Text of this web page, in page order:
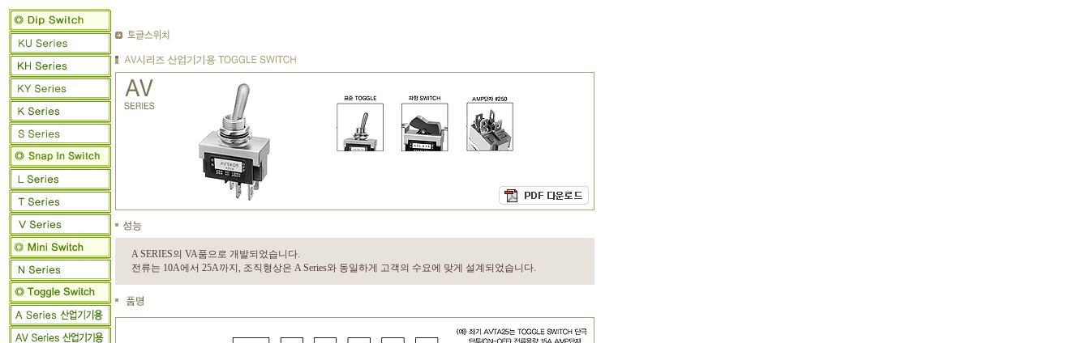
A SERIES의 VA품으로 개발되었습니다.
전류는 10A에서 25A까지, 조직형상은 A Series와 동일하게 고객의 수요에 맞게 설계되었습니다.